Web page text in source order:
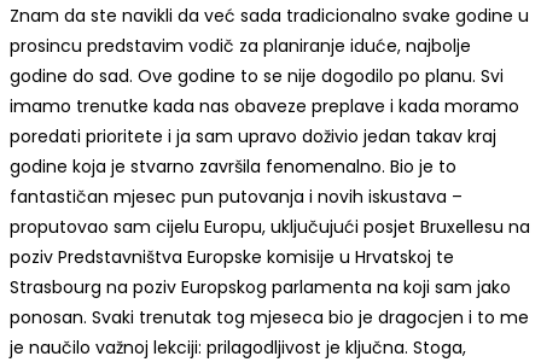
SAD:
VODIČ
ZA
POSTAVLJANJE
CILJEVA
PLANIRANJE
GODINE
Znam da ste navikli da već sada tradicionalno svake godine u
prosincu predstavim vodič za planiranje iduće, najbolje
godine do sad. Ove godine to se nije dogodilo po planu. Svi
imamo trenutke kada nas obaveze preplave i kada moramo
poredati prioritete i ja sam upravo doživio jedan takav kraj
godine koja je stvarno završila fenomenalno. Bio je to
fantastičan mjesec pun putovanja i novih iskustava –
proputovao sam cijelu Europu, uključujući posjet Bruxellesu na
poziv Predstavništva Europske komisije u Hrvatskoj te
Strasbourg na poziv Europskog parlamenta na koji sam jako
ponosan. Svaki trenutak tog mjeseca bio je dragocjen i to me
je naučilo važnoj lekciji: prilagodljivost je ključna. Stoga,